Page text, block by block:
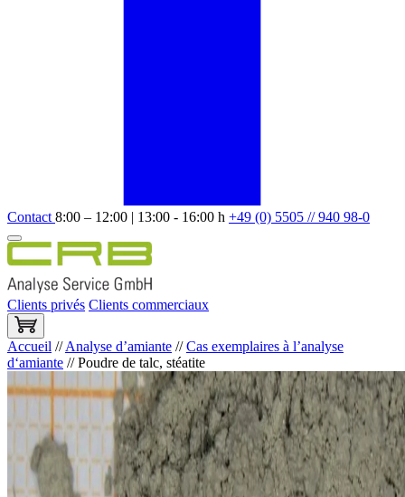
Contact 8:00 – 12:00 | 13:00 - 16:00 h +49 (0) 5505 // 940 98-0
Clients privés Clients commerciaux
Accueil //Analyse d’amiante //Cas exemplaires à l’analyse
d‘amiante //Poudre de talc, stéatite